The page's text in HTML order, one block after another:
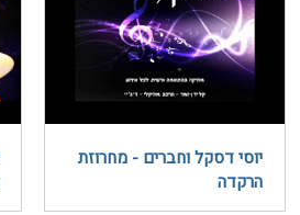
יוסי דסקל וחברים - מחרוזת
הרקדה